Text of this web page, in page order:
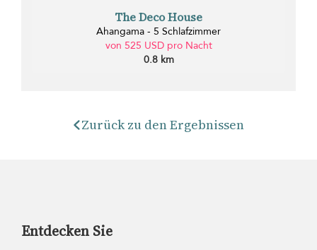
The Deco House
Ahangama - 5 Schlafzimmer
von 525 USD pro Nacht
0.8 km
Zurück zu den Ergebnissen
Entdecken Sie